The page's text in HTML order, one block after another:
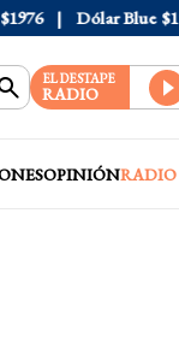
Dólar Blue $1530
EL DESTAPE
RADIO
OPINIÓNRADIO